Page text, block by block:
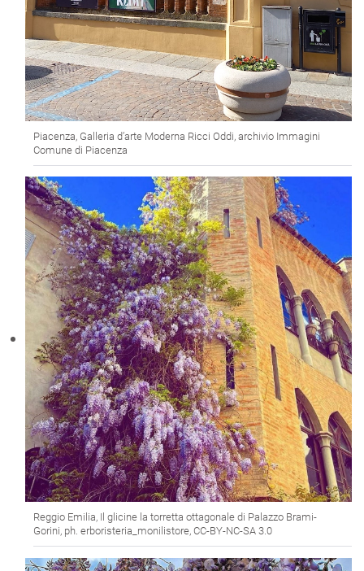
Piacenza, Galleria d’arte Moderna Ricci Oddi, archivio Immagini
Comune di Piacenza
Reggio Emilia, Il glicine la torretta ottagonale di Palazzo Brami-
Gorini, ph. erboristeria_monilistore, CC-BY-NC-SA 3.0